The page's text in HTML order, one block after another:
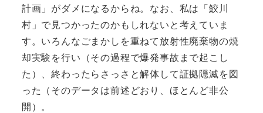
計画」がダメになるからね。なお、私は「鮫川
村」で見つかったのかもしれないと考えていま
す。いろんなごまかしを重ねて放射性廃棄物の焼
却実験を行い（その過程で爆発事故まで起こし
た）、終わったらさっさと解体して証拠隠滅を図
った（そのデータは前述どおり、ほとんど非公
開）。